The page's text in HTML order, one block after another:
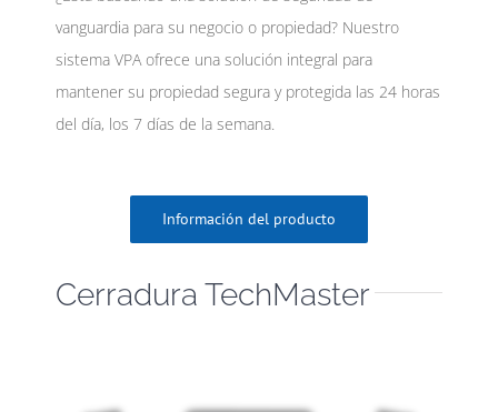
vanguardia para su negocio o propiedad? Nuestro
sistema VPA ofrece una solución integral para
mantener su propiedad segura y protegida las 24 horas
del día, los 7 días de la semana.
Información del producto
Cerradura TechMaster